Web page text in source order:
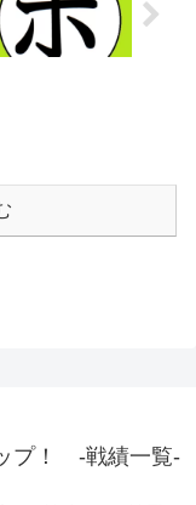
プ！ -戦績一覧-